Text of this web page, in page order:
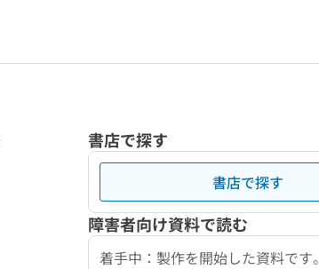
書店で探す
書店で探す
障害者向け資料で読む
着手中：製作を開始した資料です。